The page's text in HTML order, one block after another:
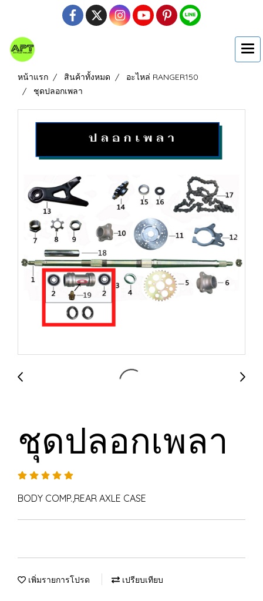
หน้าแรก สินค้าทั้งหมด
อะไหล่ RANGER150
ชุดปลอกเพลา
ชุดปลอกเพลา
BODY COMP.,REAR AXLE CASE
เพิ่มรายการโปรด เปรียบเทียบ